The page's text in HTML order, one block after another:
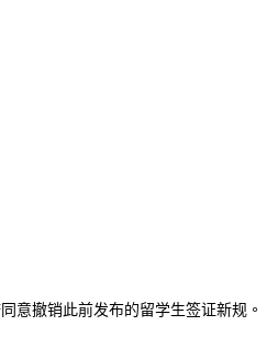
意撤销此前发布的留学生签证新规。